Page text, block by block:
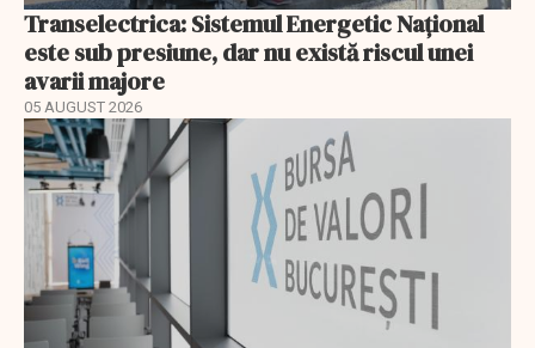
Transelectrica: Sistemul Energetic Național
este sub presiune, dar nu există riscul unei
avarii majore
05 AUGUST 2026